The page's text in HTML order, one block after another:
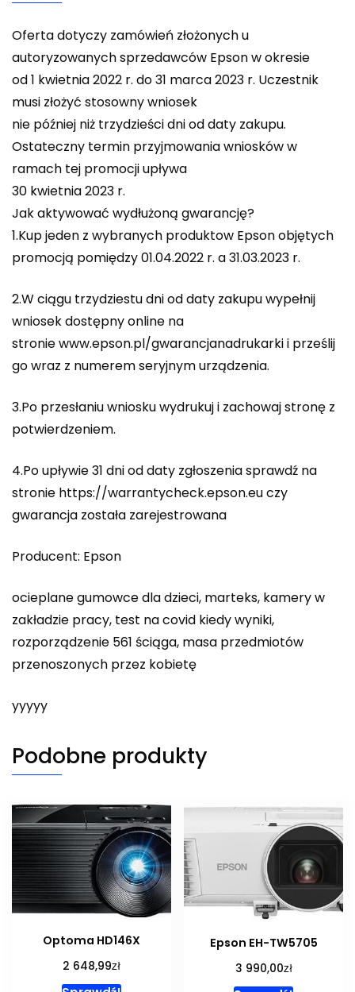
Oferta dotyczy zamówień złożonych u
autoryzowanych sprzedawców Epson w okresie
od 1 kwietnia 2022 r. do 31 marca 2023 r. Uczestnik
musi złożyć stosowny wniosek
nie później niż trzydzieści dni od daty zakupu.
Ostateczny termin przyjmowania wniosków w
ramach tej promocji upływa
30 kwietnia 2023 r.
Jak aktywować wydłużoną gwarancję?
1.Kup jeden z wybranych produktow Epson objętych
promocją pomiędzy 01.04.2022 r. a 31.03.2023 r.
2.W ciągu trzydziestu dni od daty zakupu wypełnij
wniosek dostępny online na
stronie www.epson.pl/gwarancjanadrukarki i prześlij
go wraz z numerem seryjnym urządzenia.
3.Po przesłaniu wniosku wydrukuj i zachowaj stronę z
potwierdzeniem.
4.Po upływie 31 dni od daty zgłoszenia sprawdź na
stronie https://warrantycheck.epson.eu czy
gwarancja została zarejestrowana
Producent: Epson
ocieplane gumowce dla dzieci, marteks, kamery w
zakładzie pracy, test na covid kiedy wyniki,
rozporządzenie 561 ściąga, masa przedmiotów
przenoszonych przez kobietę
yyyyy
Podobne produkty
Optoma HD146X
2 648,99zł
Epson EH-TW5705
3 990,00zł